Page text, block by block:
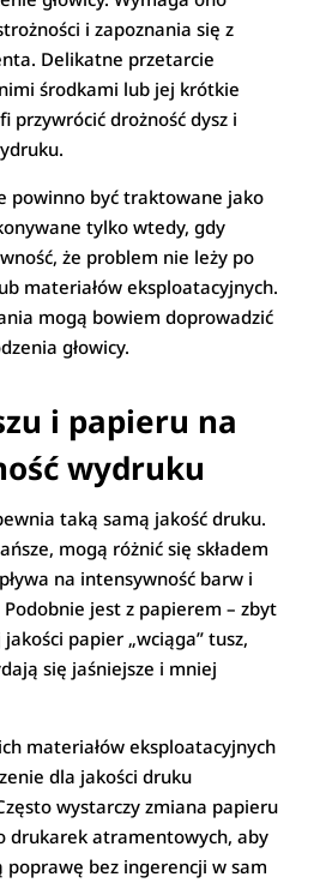
i zapoznania się z
Delikatne przetarcie
środkami lub jej krótkie
przywrócić drożność dysz i
powinno być traktowane jako
tylko wtedy, gdy
że problem nie leży po
materiałów eksploatacyjnych.
mogą bowiem doprowadzić
głowicy.
i papieru na
wydruku
taką samą jakość druku.
mogą różnić się składem
na intensywność barw i
Podobnie jest z papierem – zbyt
papier „wciąga” tusz,
się jaśniejsze i mniej
materiałów eksploatacyjnych
dla jakości druku
wystarczy zmiana papieru
drukarek atramentowych, aby
poprawę bez ingerencji w sam